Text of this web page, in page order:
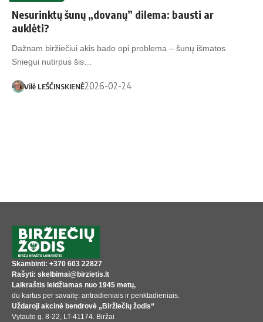
Nesurinktų šunų „dovanų” dilema: bausti ar
auklėti?
Dažnam biržiečiui akis bado opi problema – šunų išmatos.
Sniegui nutirpus šis…
Vilė LEŠČINSKIENĖ2026-02-24
Skambinti: +370 603 22827
Rašyti: skelbimai@birzietis.lt
Laikraštis leidžiamas nuo 1945 metų,
du kartus per savaitę: antradieniais ir penktadieniais.
Uždaroji akcinė bendrovė „Biržiečių žodis“
Vytauto g. 8-22, LT-41174. Biržai